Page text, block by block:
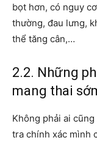
bọt hơn, có nguy
thường, đau lưng,
thể tăng cân,…
2.2. Những
mang thai
Không phải ai
tra chính xác mình